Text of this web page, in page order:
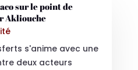
sur le point de
Akliouche
s'anime avec une
deux acteurs